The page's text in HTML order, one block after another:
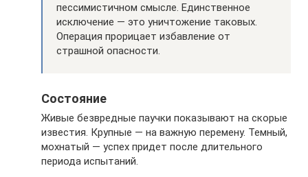
пессимистичном смысле. Единственное
исключение — это уничтожение таковых.
Операция прорицает избавление от
страшной опасности.
Состояние
Живые безвредные паучки показывают на скорые
известия. Крупные — на важную перемену. Темный,
мохнатый — успех придет после длительного
периода испытаний.